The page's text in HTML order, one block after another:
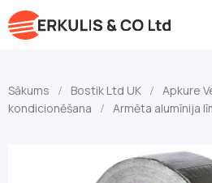
Sākums / Bostik Ltd UK /
Apkure
kondicionēšana
/ Armēta alumīnija